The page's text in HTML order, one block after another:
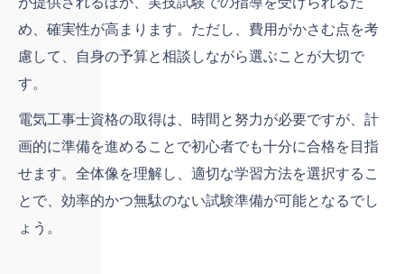
め、確実性が高まります。ただし、費用がかさむ点を考
慮して、自身の予算と相談しながら選ぶことが大切で
す。
電気工事士資格の取得は、時間と努力が必要ですが、計
画的に準備を進めることで初心者でも十分に合格を目指
せます。全体像を理解し、適切な学習方法を選択するこ
とで、効率的かつ無駄のない試験準備が可能となるでし
ょう。